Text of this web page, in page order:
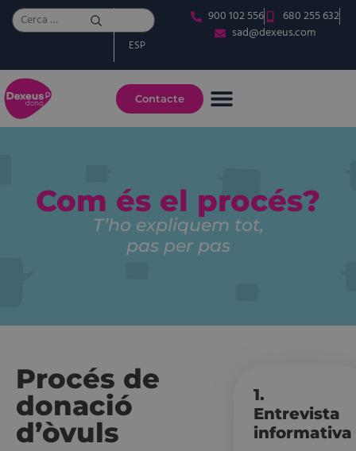
900 102 556
680 255 632
sad@dexeus.com
ESP
Contacte
Com és el procés?
T’ho expliquem tot,
pas per pas
Procés de
donació
d’òvuls
1.
Entrevista
informativa